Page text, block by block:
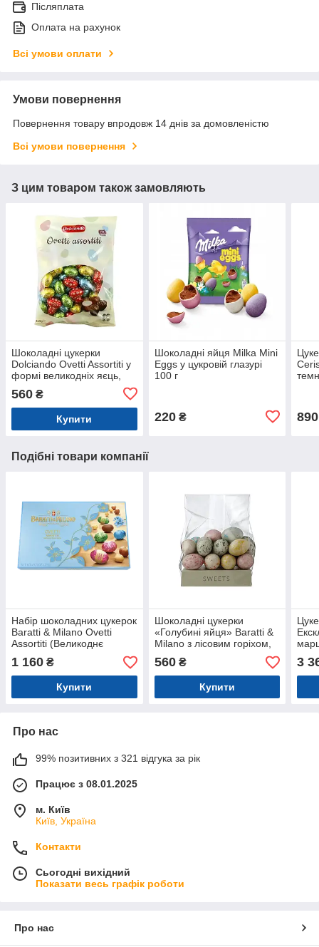
Післяплата
Оплата на рахунок
Всі умови оплати
Умови повернення
Повернення товару впродовж 14 днів за домовленістю
Всі умови повернення
З цим товаром також замовляють
Шоколадні цукерки
Dolciando Ovetti Assortiti у
формі великодніх яєць,
560 ₴
Купити
Шоколадні яйця Milka Mini
Eggs у цукровій глазурі
100 г
220₴ 890
Подібні товари компанії
Набір шоколадних цукерок
Baratti & Milano Ovetti
Assortiti (Великоднє
асорті), 275 г
1 160 ₴
Купити
Шоколадні цукерки
«Голубині яйця» Baratti &
Milano з лісовим горіхом,
100 г
560₴
Купити
3
Про нас
99% позитивних з 321 відгука за рік
Працює з 08.01.2025
м. Київ
Київ, Україна
Контакти
Сьогодні вихідний
Показати весь графік роботи
Про нас